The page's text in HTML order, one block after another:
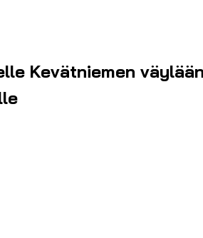
Kevätniemen